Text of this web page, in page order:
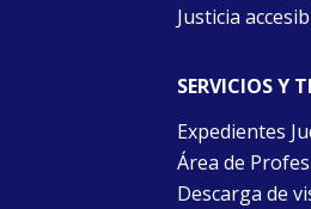
Justicia
SERVICIOS Y
Expedientes
Área de
Descarga de